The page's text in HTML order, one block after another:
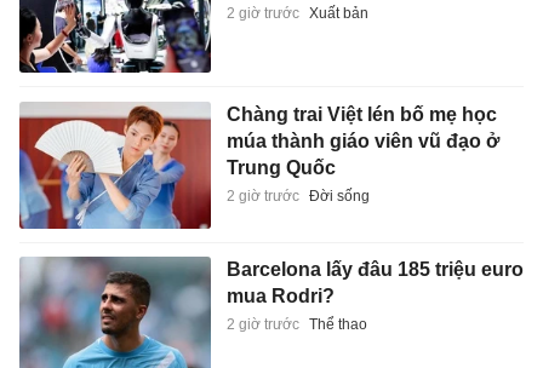
2 giờ trước Xuất bản
Chàng trai Việt lén bố mẹ học
múa thành giáo viên vũ đạo ở
Trung Quốc
2 giờ trước Đời sống
Barcelona lấy đâu 185 triệu euro
mua Rodri?
2 giờ trước Thể thao